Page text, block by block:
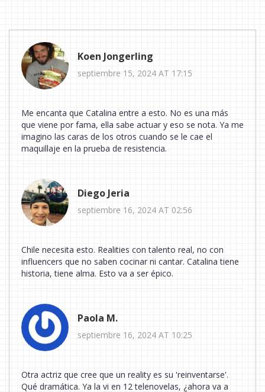
Koen Jongerling
septiembre 15, 2024 AT 17:15
Me encanta que Catalina entre a esto. No es una más
que viene por fama, ella sabe actuar y eso se nota. Ya me
imagino las caras de los otros cuando se le cae el
maquillaje en la prueba de resistencia.
Diego Jeria
septiembre 16, 2024 AT 02:56
Chile necesita esto. Realities con talento real, no con
influencers que no saben cocinar ni cantar. Catalina tiene
historia, tiene alma. Esto va a ser épico.
Paola M.
septiembre 16, 2024 AT 10:25
Otra actriz que cree que un reality es su 'reinventarse'.
Qué dramática. Ya la vi en 12 telenovelas, ¿ahora va a